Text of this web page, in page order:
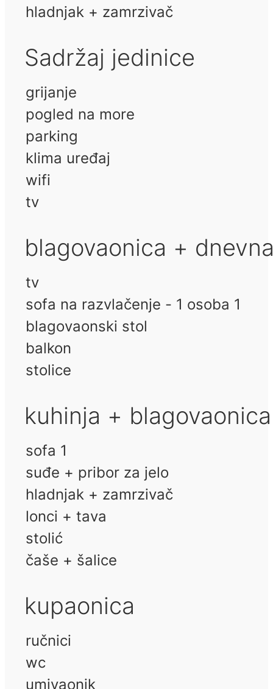
hladnjak + zamrzivač
Sadržaj jedinice
grijanje
pogled na more
parking
klima uređaj
wifi
tv
blagovaonica +
tv
sofa na razvlačenje - 1 osoba 1
blagovaonski stol
balkon
stolice
kuhinja +
sofa 1
suđe + pribor za jelo
hladnjak + zamrzivač
lonci + tava
stolić
čaše + šalice
kupaonica
ručnici
wc
umivaonik